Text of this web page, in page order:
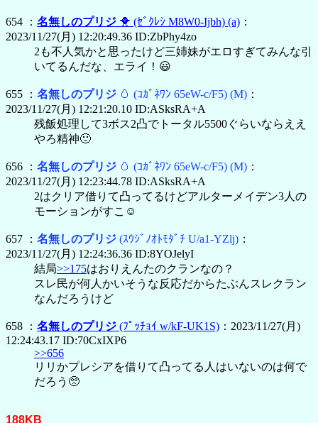
654 ： 名無しのプリジ 🐥 (ｾﾞｸﾚｼ M8W0-Ijbh) (a) ：
2023/11/27(月) 12:20:49.36 ID:ZbPhy4zo
2も不人気かと思ったけど三姉妹がエロすぎてみんな引
いてるんだな、エライ！😃
655 ： 名無しのプリジ 🥚 (ｺｶﾞﾈﾜﾝ 65eW-c/F5) (M) ：
2023/11/27(月) 12:21:20.10 ID:ASksRA+A
残飯処理して3ボス2凸でトータル5500ぐらいならええ
やろ精神🙂
656 ： 名無しのプリジ 🥚 (ｺｶﾞﾈﾜﾝ 65eW-c/F5) (M) ：
2023/11/27(月) 12:23:44.78 ID:ASksRA+A
2はクリア借りて凸ってるけどアルターメイデン3人の
モーションがすこ☺️
657 ： 名無しのプリジ (ｽｳｼﾞﾉｵﾄﾓﾀﾞﾁ U/a1-YZlj) ：
2023/11/27(月) 12:24:36.36 ID:8YOJelyI
結局>>175はおりえんたのクランなの？
スレ民が何人かいそうな反応だからたぶんスレクラン
なんだろうけど
658 ： 名無しのプリジ (ﾌﾟｯﾁｮｲ w/kF-UK1S) ：2023/11/27(月)
12:24:43.17 ID:70CxIXP6
>>656
リリかプレシアを借りて凸ってる人はいないのは何で
だろう🥺
188KB